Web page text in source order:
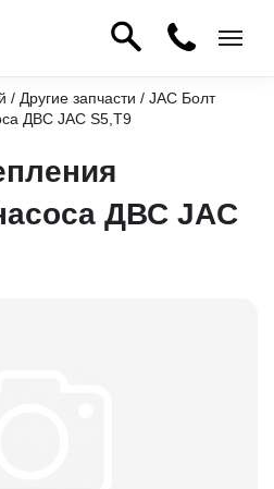
/ Другие запчасти / JAC Болт
ДВС JAC S5,T9
ДВС JAC